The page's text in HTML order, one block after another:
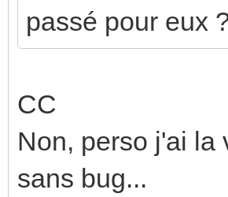
passé pour eux
CC
Non, perso j'ai la
sans bug...